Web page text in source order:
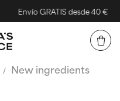
Envío GRATIS desde 40 €
New ingredients